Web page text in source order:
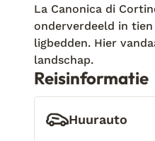
La Canonica di
onderverdeeld in
ligbedden. Hier
landschap.
Reisinformatie
Huurauto